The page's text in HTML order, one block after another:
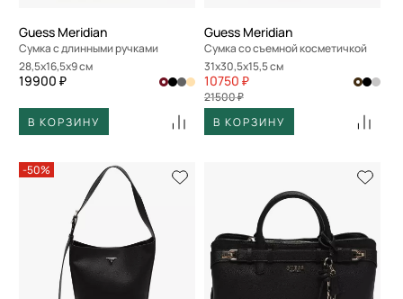
Guess Meridian
Сумка с длинными ручками
28,5x16,5x9 см
19900 ₽
В КОРЗИНУ
Guess Meridian
Сумка со съемной косметичкой
31x30,5x15,5 см
10750 ₽
21500 ₽
В КОРЗИНУ
-50%